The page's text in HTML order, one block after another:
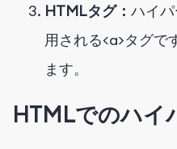
HTMLタグ： ハイ
用される<a>タグで
ます。
HTMLでのハイ